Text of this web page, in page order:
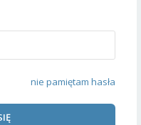
nie pamiętam hasła